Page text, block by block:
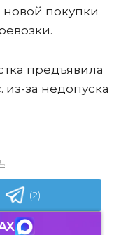
покупки
предъявила
за недопуска
(2)